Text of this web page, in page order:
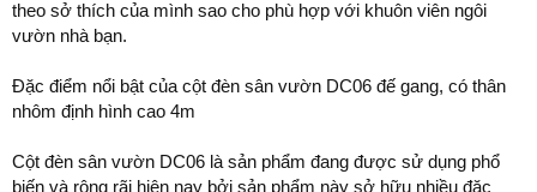
theo sở thích của mình sao cho phù hợp với khuôn viên ngôi
vườn nhà bạn.
Đặc điểm nổi bật của cột đèn sân vườn DC06 đế gang, có thân
nhôm định hình cao 4m
Cột đèn sân vườn DC06 là sản phẩm đang được sử dụng phổ
biến và rộng rãi hiện nay bởi sản phẩm này sở hữu nhiều đặc